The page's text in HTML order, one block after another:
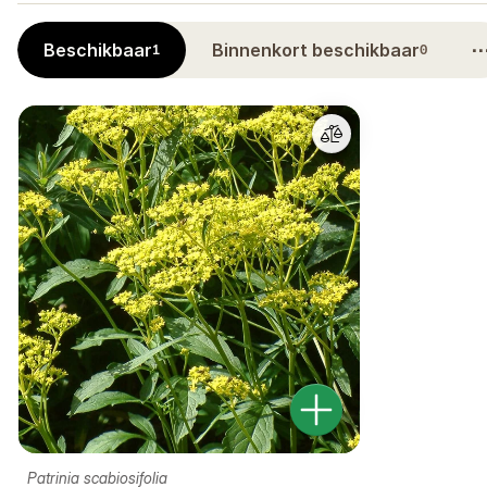
Beschikbaar1 Binnenkort beschikbaar0
Patrinia scabiosifolia